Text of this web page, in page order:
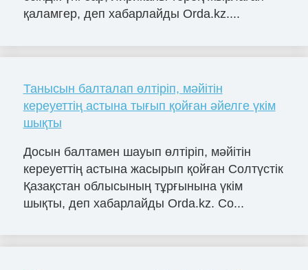
қаламгер, деп хабарлайды Orda.kz....
Танысын балталап өлтіріп, мәйітін
кереуеттің астына тығып қойған әйелге үкім
шықты
Досын балтамен шауып өлтіріп, мәйітін
кереуеттің астына жасырып қойған Солтүстік
Қазақстан облысының тұрғынына үкім
шықты, деп хабарлайды Orda.kz. Со...